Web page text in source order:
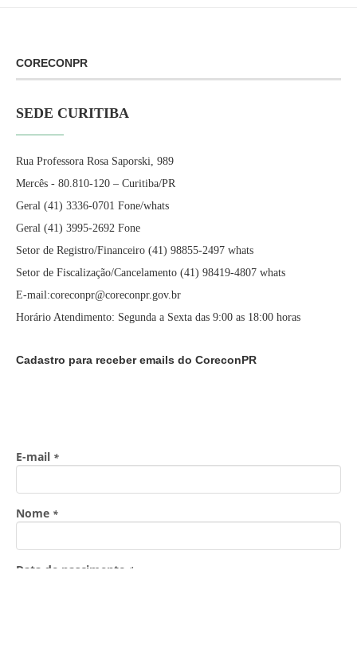
CORECONPR
SEDE CURITIBA
Rua Professora Rosa Saporski, 989
Mercês - 80.810-120 – Curitiba/PR
Geral (41) 3336-0701 Fone/whats
Geral (41) 3995-2692 Fone
Setor de Registro/Financeiro (41) 98855-2497 whats
Setor de Fiscalização/Cancelamento (41) 98419-4807 whats
E-mail:coreconpr@coreconpr.gov.br
Horário Atendimento: Segunda a Sexta das 9:00 as 18:00 horas
Cadastro para receber emails do CoreconPR